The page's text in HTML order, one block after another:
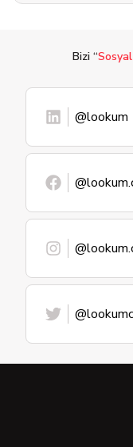
Bizi “
@lookum